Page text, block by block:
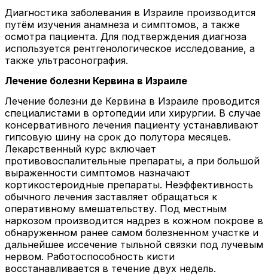
Диагностика заболевания в Израиле производится
путём изучения анамнеза и симптомов, а также
осмотра пациента. Для подтверждения диагноза
используется рентгенологическое исследование, а
также ультрасонография.
Лечение болезни Кервина в Израиле
Лечение болезни де Кервина в Израиле проводится
специалистами в ортопедии или хирургии. В случае
консервативного лечения пациенту устанавливают
гипсовую шину на срок до полутора месяцев.
Лекарственный курс включает
противовоспалительные препараты, а при большой
выраженности симптомов назначают
кортикостероидные препараты. Неэффективность
обычного лечения заставляет обращаться к
оперативному вмешательству. Под местным
наркозом производится надрез в кожном покрове в
обнаруженном ранее самом болезненном участке и
дальнейшее иссечение тыльной связки под лучевым
нервом. Работоспособность кисти
восстанавливается в течение двух недель.